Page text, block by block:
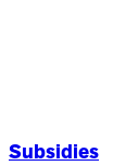
Subsidies